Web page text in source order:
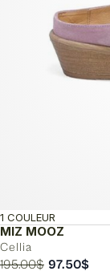
MIZ MOOZ
Cellia
1 COULEUR
195.00$ Le
97.50$Le